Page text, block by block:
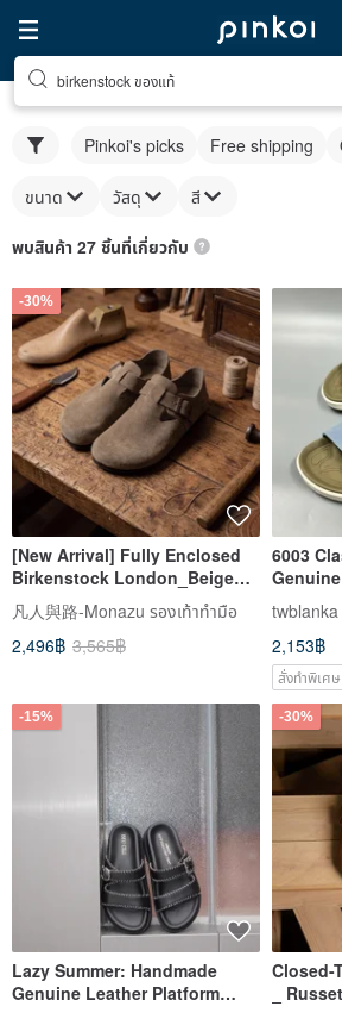
birkenstock ของแท้
Pinkoi's picks Free shipping
ขนาด วัสดุ สี
พบสินค้า 27 ชิ้นที่เกี่ยวกับ
-30%
[New Arrival] Fully Enclosed
Birkenstock London_Beige
35-46 (Unisex)
凡人與路-Monazu รองเท้าทำมือ
2,496฿ 3,565฿
6003
Slides -
Shoes,
twblanka
2,153฿
สั่งทำพิเศษ
-15%
Lazy Summer: Handmade
Genuine Leather Platform
-30%
Closed-
_